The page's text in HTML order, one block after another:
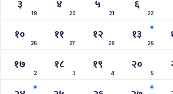
३
19
४
20
५
21
६
22
१०
26
११
27
१२
28
१३
29
१७
2
१८
3
१९
4
२०
5